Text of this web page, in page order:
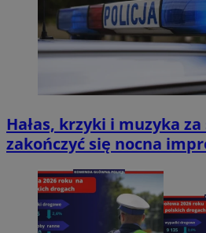
Hałas, krzyki i muzyka
zakończyć się nocna